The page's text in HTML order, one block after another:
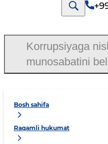
Bosh sahifa
Raqamli hukumat
Korrupsiyaga
munosabatini